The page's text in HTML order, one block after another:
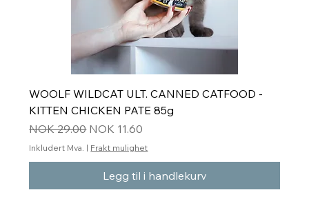
WOOLF WILDCAT ULT. CANNED CATFOOD -
KITTEN CHICKEN PATE 85g
Vanlig pris
NOK 29.00 Salgspris
NOK 11.60
Inkludert Mva. | Frakt mulighet
Legg til i handlekurv